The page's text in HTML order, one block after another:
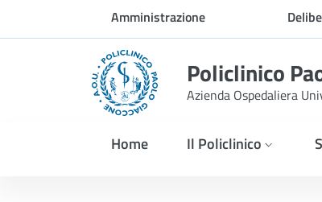
Skip to Main ContentAmministrazione
trasparente
Policlinico
Azienda Ospedaliera
Home Il Policlinico